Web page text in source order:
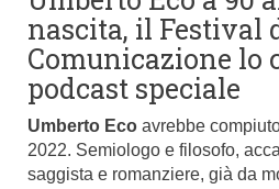
nascita, il Festival
Comunicazione lo
podcast speciale
Umberto Eco avrebbe
2022. Semiologo e filosofo,
saggista e romanziere, già da